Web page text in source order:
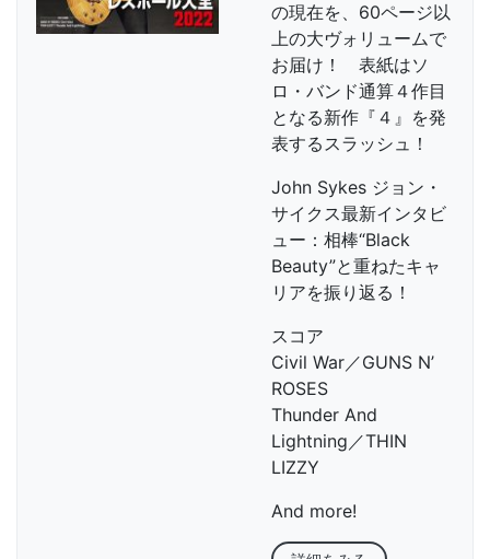
の現在を、60ページ以
上の大ヴォリュームで
お届け！ 表紙はソ
ロ・バンド通算４作目
となる新作『４』を発
表するスラッシュ！
John Sykes ジョン・
サイクス最新インタビ
ュー：相棒“Black
Beauty”と重ねたキャ
リアを振り返る！
スコア
Civil War／GUNS N’
ROSES
Thunder And
Lightning／THIN
LIZZY
And more!